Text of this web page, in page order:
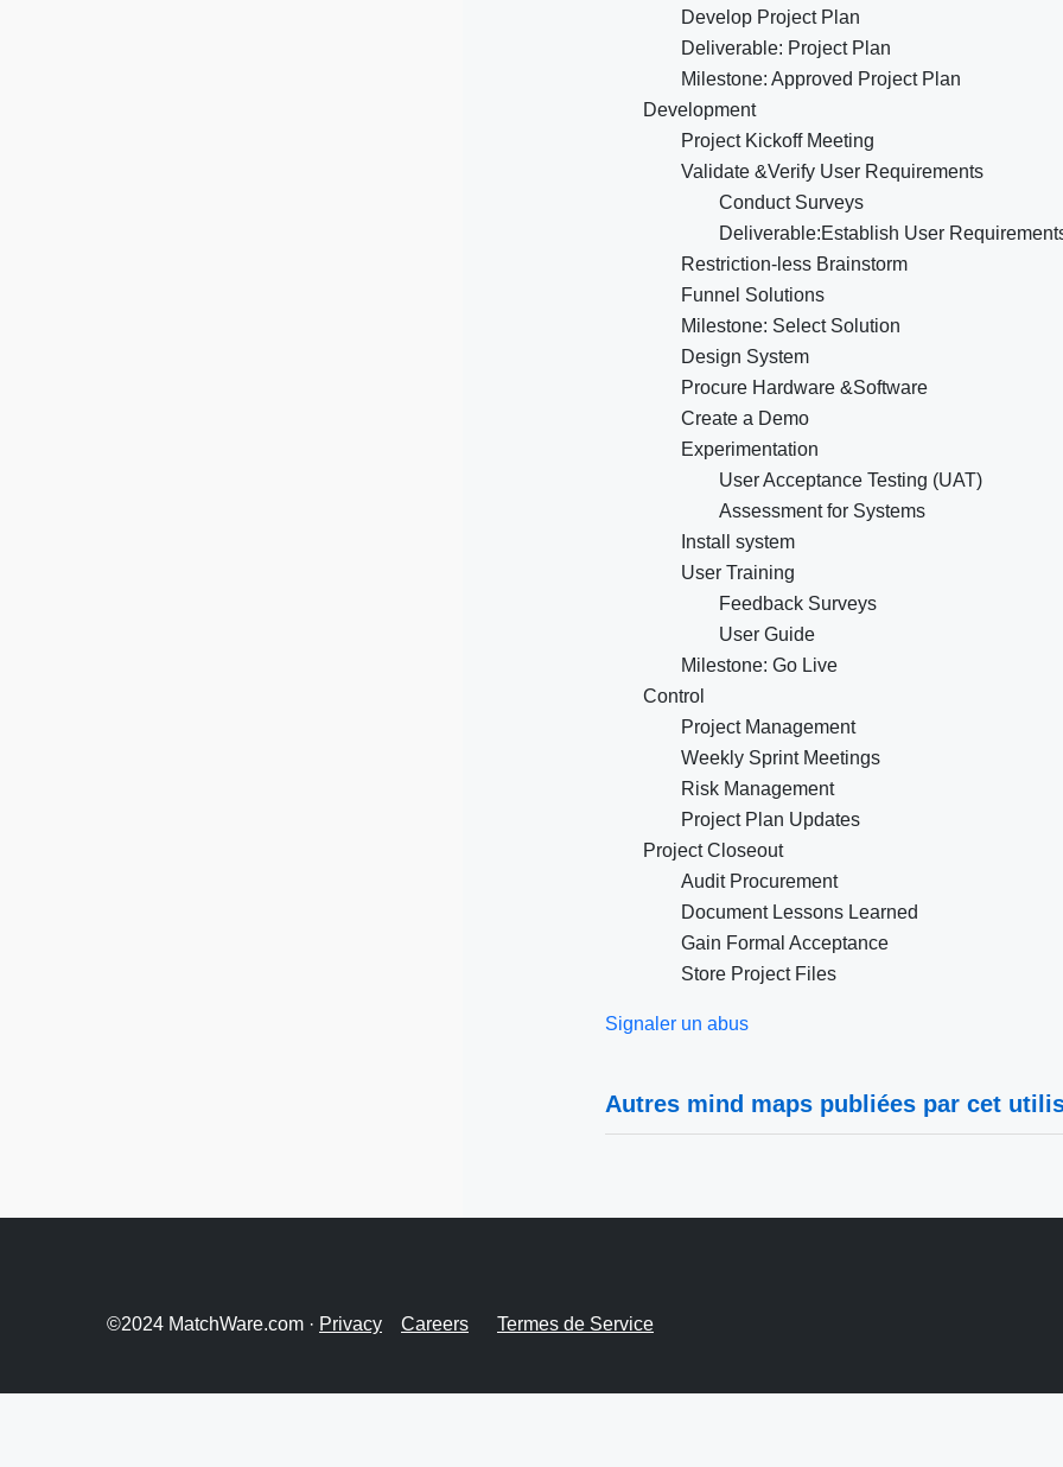
Develop Project Plan
Deliverable: Project Plan
Milestone: Approved Project Plan
Development
Project Kickoff Meeting
Validate &Verify User Requirements
Conduct Surveys
Deliverable:Establish User
Restriction-less Brainstorm
Funnel Solutions
Milestone: Select Solution
Design System
Procure Hardware &Software
Create a Demo
Experimentation
User Acceptance Testing (UAT)
Assessment for Systems
Install system
User Training
Feedback Surveys
User Guide
Milestone: Go Live
Control
Project Management
Weekly Sprint Meetings
Risk Management
Project Plan Updates
Project Closeout
Audit Procurement
Document Lessons Learned
Gain Formal Acceptance
Store Project Files
Signaler un abus
Autres mind maps publiées par cet
©2024 MatchWare.com · Privacy Careers Termes de Service